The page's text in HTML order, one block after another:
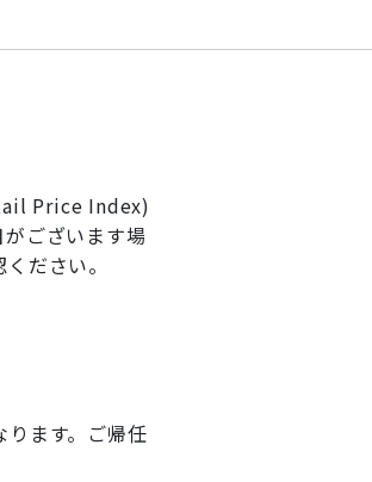
Price Index)
ございます場
ださい。
ます。ご帰任